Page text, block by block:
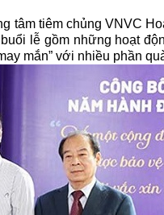
tâm tiêm chủng VNVC
lễ gồm những hoạt
mắn” với nhiều phần